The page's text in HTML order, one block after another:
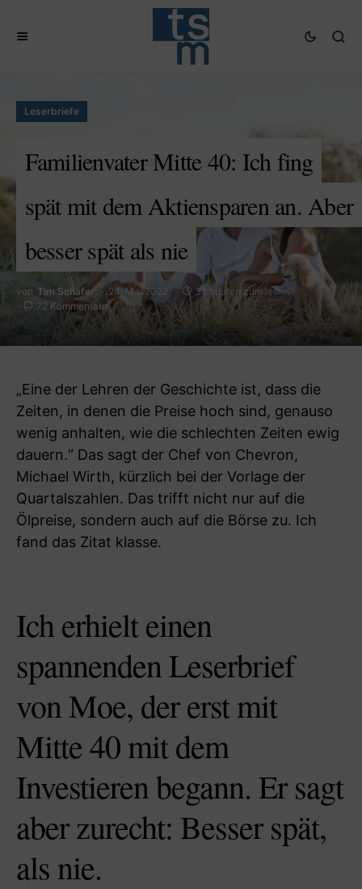
Leserbriefe
Familienvater Mitte 40: Ich fing
spät mit dem Aktiensparen an. Aber
besser spät als nie
von Tim Schäfer 24. Mai 2022
3 Minuten zum lesen
72 Kommentare
„Eine der Lehren der Geschichte ist, dass die
Zeiten, in denen die Preise hoch sind, genauso
wenig anhalten, wie die schlechten Zeiten ewig
dauern.“ Das sagt der Chef von Chevron,
Michael Wirth, kürzlich bei der Vorlage der
Quartalszahlen. Das trifft nicht nur auf die
Ölpreise, sondern auch auf die Börse zu. Ich
fand das Zitat klasse.
Ich erhielt einen
spannenden Leserbrief
von Moe, der erst mit
Mitte 40 mit dem
Investieren begann. Er sagt
aber zurecht: Besser spät,
als nie.